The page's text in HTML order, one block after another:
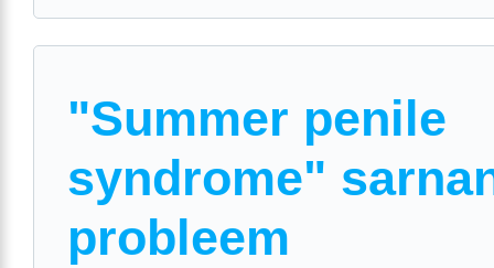
"Summer penile
syndrome"
probleem